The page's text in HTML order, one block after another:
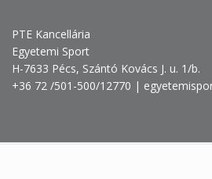
PTE Kancellária
Egyetemi Sport
H-7633 Pécs, Szántó Kovács J. u. 1/b.
+36 72 /501-500/12770 |